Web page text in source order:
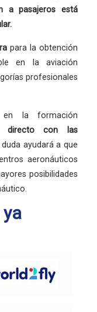
a pasajeros está
para la obtención
en la aviación
profesionales
en la formación
directo con las
ayudará a que
aeronáuticos
posibilidades